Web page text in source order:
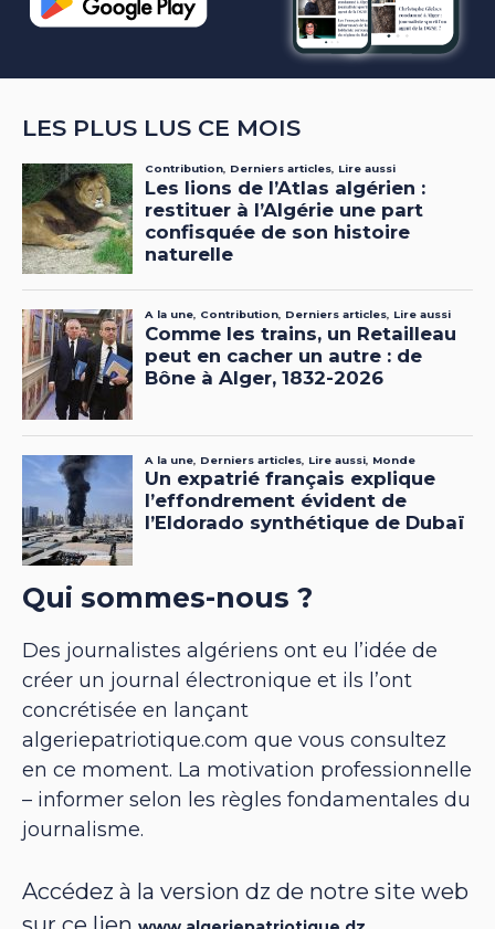
LES PLUS LUS CE MOIS
Qui sommes-nous ?
Des journalistes algériens ont eu l’idée de
créer un journal électronique et ils l’ont
concrétisée en lançant
algeriepatriotique.com que vous consultez
en ce moment. La motivation professionnelle
– informer selon les règles fondamentales du
journalisme.
Accédez à la version dz de notre site web